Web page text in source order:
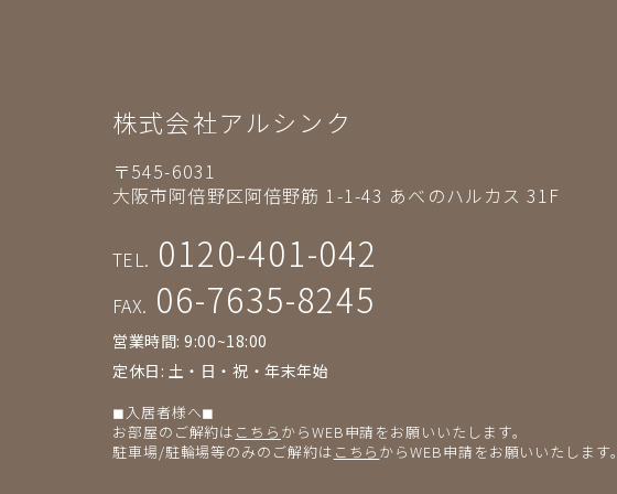
株式会社アルシンク
〒545-6031
大阪市阿倍野区阿倍野筋 1-1-43 あべのハルカス 31F
TEL. 0120-401-042
FAX. 06-7635-8245
営業時間: 9:00~18:00
定休日: 土・日・祝・年末年始
◼︎入居者様へ◼︎
お部屋のご解約は こちら からWEB申請をお願いいたします。
駐車場/駐輪場等のみのご解約は こちら からWEB申請をお願いいたします。